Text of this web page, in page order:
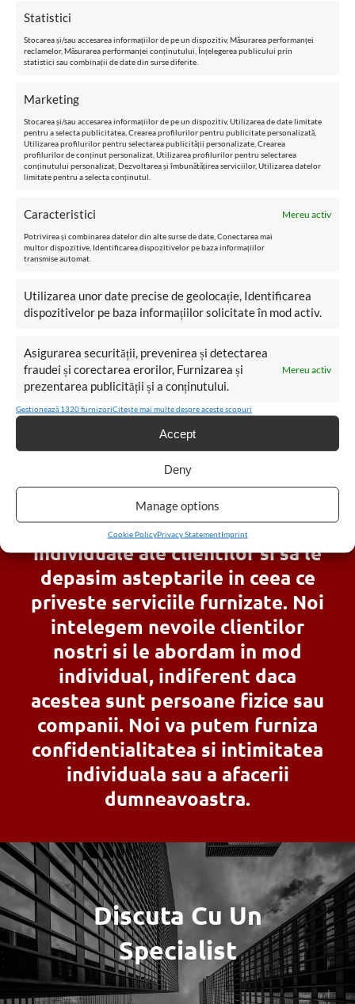
Statistici
Stocarea și/sau accesarea informațiilor de pe un dispozitiv, Măsurarea performanței
reclamelor, Măsurarea performanței conținutului, Înțelegerea publicului prin
statistici sau combinații de date din surse diferite.
Marketing
Stocarea și/sau accesarea informațiilor de pe un dispozitiv, Utilizarea de date limitate
pentru a selecta publicitatea, Crearea profilurilor pentru publicitate personalizată,
Utilizarea profilurilor pentru selectarea publicității personalizate, Crearea
profilurilor de conținut personalizat, Utilizarea profilurilor pentru selectarea
conținutului personalizat, Dezvoltarea și îmbunătățirea serviciilor, Utilizarea datelor
limitate pentru a selecta conținutul.
Caracteristici Mereu activ
Potrivirea și combinarea datelor din alte surse de date, Conectarea mai
multor dispozitive, Identificarea dispozitivelor pe baza informațiilor
transmise automat.
Utilizarea unor date precise de geolocație, Identificarea
dispozitivelor pe baza informațiilor solicitate în mod activ.
Asigurarea securității, prevenirea și detectarea
fraudei și corectarea erorilor, Furnizarea și
prezentarea publicității și a conținutului.
Mereu activ
Gestionează 1320 furnizoriCitește mai multe despre aceste scopuri
Accept
Deny
Manage options
Cookie PolicyPrivacy StatementImprint
Planificarea patrimoniului
Servicii de birouri virtuale
Structuri ale drepturilor de
proprietate pentru yacht-uri și
avioane
Scopul nostru principal este sa ne
concentram pe nevoile
individuale ale clientilor si sa le
depasim asteptarile in ceea ce
priveste serviciile furnizate. Noi
intelegem nevoile clientilor
nostri si le abordam in mod
individual, indiferent daca
acestea sunt persoane fizice sau
companii. Noi va putem furniza
confidentialitatea si intimitatea
individuala sau a afacerii
dumneavoastra.
Discuta Cu Un
Specialist